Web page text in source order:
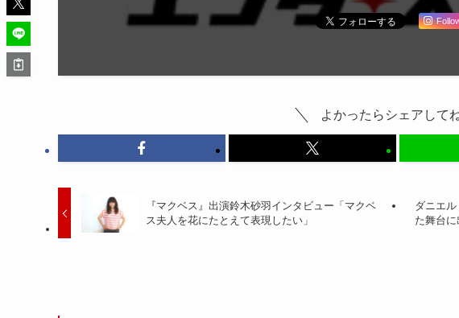
よかったらシェアして
『マクベス』出演鈴木砂羽インタビュー「マクベ
ス夫人を花にたとえて表現したい」
ダニエ
た舞台に